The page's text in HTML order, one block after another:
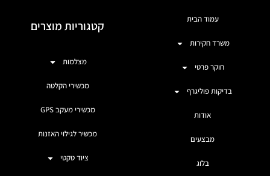
עמוד הבית
משרד חקירות
חוקר פרטי
בדיקות פוליגרף
אודות
מבצעים
בלוג
קטגוריות מוצרים
מצלמות
מכשירי הקלטה
מכשירי מעקב GPS
מכשיר לגילוי האזנות
ציוד טקטי